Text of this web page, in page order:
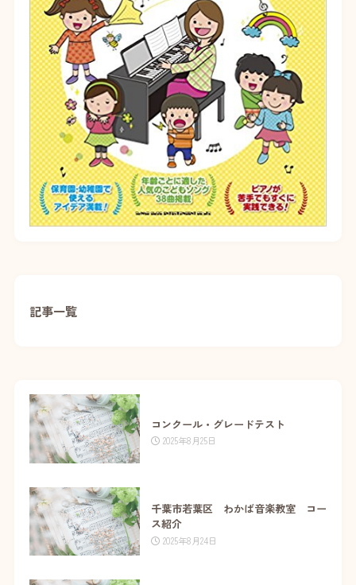
記事一覧
コンクール・グレードテスト
2025年8月25日
千葉市若葉区 わかば音楽教室 コー
ス紹介
2025年8月24日